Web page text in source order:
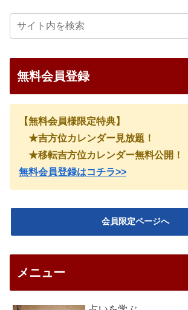
無料会員登録
【無料会員様限定特典】
★吉方位カレンダー見放題！
★移転吉方位カレンダー無料公開！
無料会員登録はコチラ>>
会員限定ページへ
メニュー